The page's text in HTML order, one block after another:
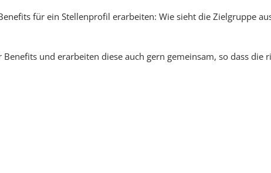
für ein Stellenprofil erarbeiten: Wie sieht die Zielgruppe
und erarbeiten diese auch gern gemeinsam, so dass die